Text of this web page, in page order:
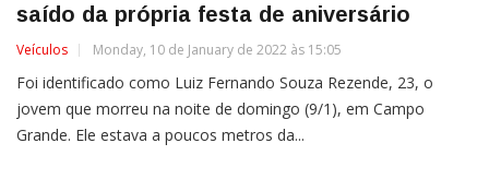
saído da própria festa de aniversário
Veículos Monday, 10 de January de 2022 às 15:05
Foi identificado como Luiz Fernando Souza Rezende, 23, o
jovem que morreu na noite de domingo (9/1), em Campo
Grande. Ele estava a poucos metros da...